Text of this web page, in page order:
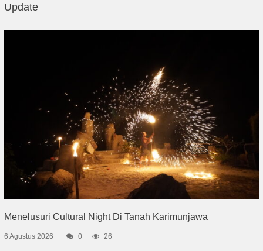
Update
Menelusuri Cultural Night Di Tanah Karimunjawa
6 Agustus 2026 0 26